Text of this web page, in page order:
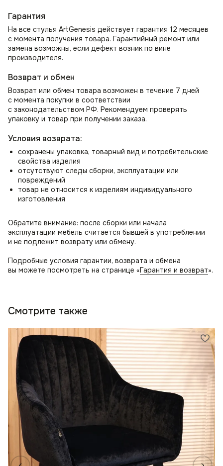
Гарантия
На все стулья ArtGenesis действует гарантия 12 месяцев
с момента получения товара. Гарантийный ремонт или
замена возможны, если дефект возник по вине
производителя.
Возврат и обмен
Возврат или обмен товара возможен в течение 7 дней
с момента покупки в соответствии
с законодательством РФ. Рекомендуем проверять
упаковку и товар при получении заказа.
Условия возврата:
сохранены упаковка, товарный вид и потребительские
свойства изделия
отсутствуют следы сборки, эксплуатации или
повреждений
товар не относится к изделиям индивидуального
изготовления
Обратите внимание: после сборки или начала
эксплуатации мебель считается бывшей в употреблении
и не подлежит возврату или обмену.
Подробные условия гарантии, возврата и обмена
вы можете посмотреть на странице «Гарантия и возврат».
Смотрите также